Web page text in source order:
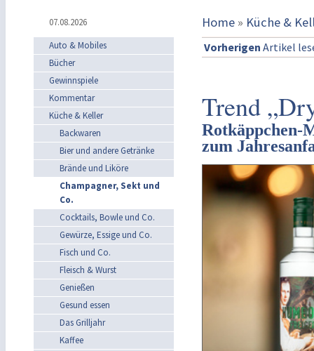
07.08.2026 Home » Küche &
Auto & Mobiles
Bücher
Gewinnspiele
Kommentar
Küche & Keller
Backwaren
Bier und andere Getränke
Brände und Liköre
Champagner, Sekt und
Co.
Cocktails, Bowle und Co.
Gewürze, Essige und Co.
Fisch und Co.
Fleisch & Wurst
Genießen
Gesund essen
Das Grilljahr
Kaffee
Vorherigen Artikel
Trend
Rotkäppchen-
zum